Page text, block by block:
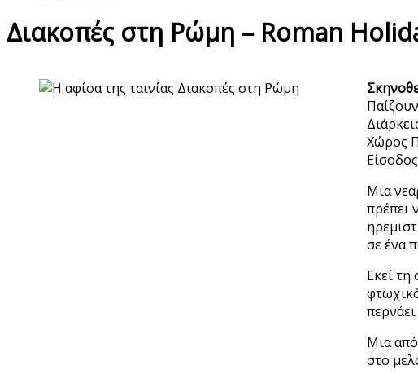
Διακοπές στη Ρώμη – Roman
Χώρος
Μια
πρέπει
σε ένα
Εκεί
Μια
στο